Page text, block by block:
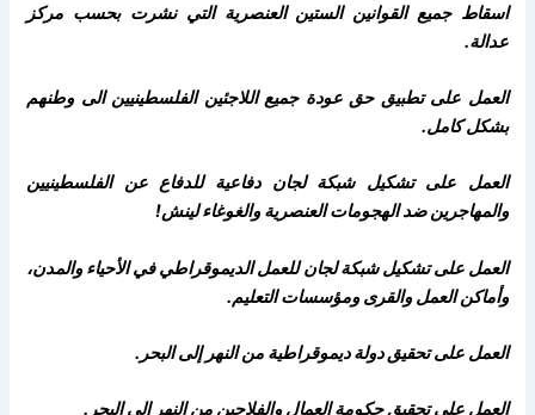
اسقاط جميع القوانين الستين العنصرية التي نشرت بحسب مركز
عدالة.
العمل على تطبيق حق عودة جميع اللاجئين الفلسطينيين الى وطنهم
بشكل كامل.
العمل على تشكيل شبكة لجان دفاعية للدفاع عن الفلسطينيين
والمهاجرين ضد الهجومات العنصرية والغوغاء لينش!
العمل على تشكيل شبكة لجان للعمل الديموقراطي في الأحياء والمدن،
وأماكن العمل والقرى ومؤسسات التعليم.
العمل على تحقيق دولة ديموقراطية من النهر إلى البحر.
العمل على تحقيق حكومة العمال والفلاحين من النهر إلى البحر.